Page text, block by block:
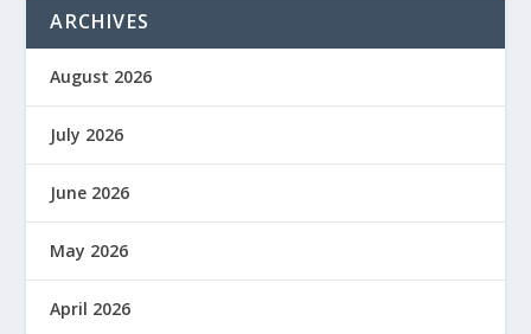
ARCHIVES
August 2026
July 2026
June 2026
May 2026
April 2026